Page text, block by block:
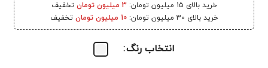
خرید بالای 15 میلیون تومان:
3 میلیون تومان
تخفیف
خرید بالای 30 میلیون تومان:
10 میلیون تومان تخفیف
انتخاب رنگ